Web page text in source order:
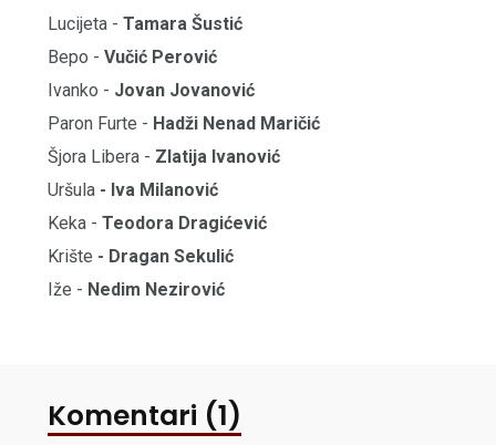
Lucijeta - Tamara Šustić
Bepo - Vučić Perović
Ivanko - Jovan Jovanović
Paron Furte - Hadži Nenad Maričić
Šjora Libera - Zlatija Ivanović
Uršula - Iva Milanović
Keka - Teodora Dragićević
Krište - Dragan Sekulić
Iže - Nedim Nezirović
Komentari (1)